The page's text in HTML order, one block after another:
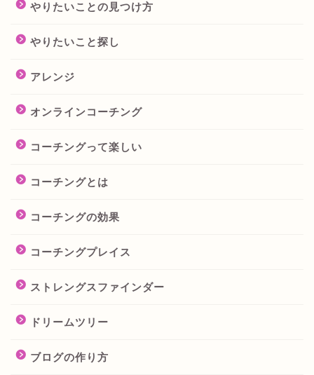
やりたいことの見つけ方
やりたいこと探し
アレンジ
オンラインコーチング
コーチングって楽しい
コーチングとは
コーチングの効果
コーチングプレイス
ストレングスファインダー
ドリームツリー
ブログの作り方